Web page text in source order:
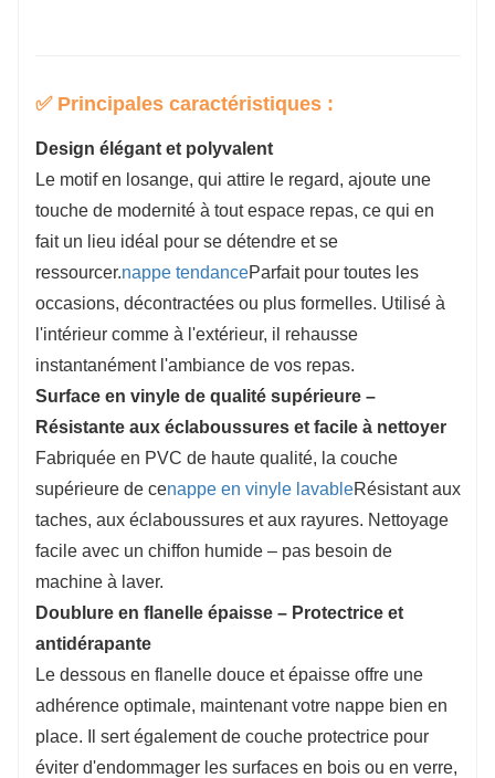
✅ Principales caractéristiques :
Design élégant et polyvalent
Le motif en losange, qui attire le regard, ajoute une
touche de modernité à tout espace repas, ce qui en
fait un lieu idéal pour se détendre et se
ressourcer.nappe tendanceParfait pour toutes les
occasions, décontractées ou plus formelles. Utilisé à
l'intérieur comme à l'extérieur, il rehausse
instantanément l'ambiance de vos repas.
Surface en vinyle de qualité supérieure –
Résistante aux éclaboussures et facile à nettoyer
Fabriquée en PVC de haute qualité, la couche
supérieure de cenappe en vinyle lavableRésistant aux
taches, aux éclaboussures et aux rayures. Nettoyage
facile avec un chiffon humide – pas besoin de
machine à laver.
Doublure en flanelle épaisse – Protectrice et
antidérapante
Le dessous en flanelle douce et épaisse offre une
adhérence optimale, maintenant votre nappe bien en
place. Il sert également de couche protectrice pour
éviter d'endommager les surfaces en bois ou en verre,